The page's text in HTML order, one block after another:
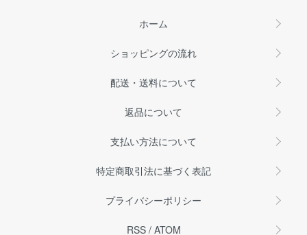
ホーム
ショッピングの流れ
配送・送料について
返品について
支払い方法について
特定商取引法に基づく表記
プライバシーポリシー
RSS/ ATOM